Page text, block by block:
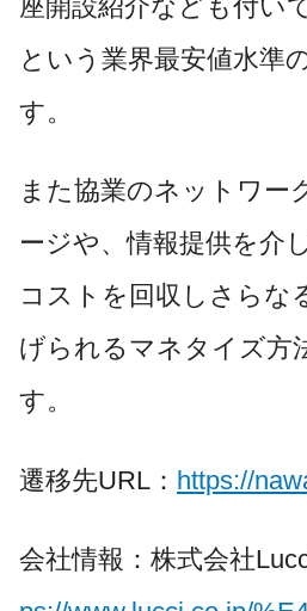
座開設紹介なども付い
という業界最安値水準
す。
また協業のネットワー
ージや、情報提供を介
コストを回収しさらな
げられるマネタイズ方
す。
遷移先URL： https://
会社情報：株式会社